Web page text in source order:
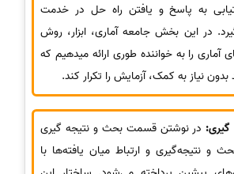
به پاسخ و یافتن راه حل در خدمت
در این بخش جامعه آماری، ابزار، روش
آماری را به خواننده طوری ارائه میدهیم که
بدون نیاز به کمک، آزمایش را تکرار کند.
در نوشتن قسمت بحث و نتیجه گیری
و نتیجه‌گیری و ارتباط میان یافته‌ها با